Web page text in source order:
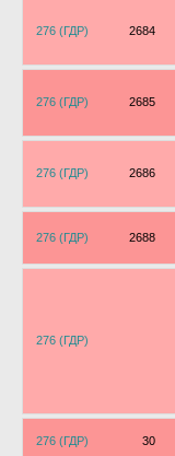
276 (ГДР) 2684
276 (ГДР) 2685
276 (ГДР) 2686
276 (ГДР) 2688
276 (ГДР)
276 (ГДР) 30